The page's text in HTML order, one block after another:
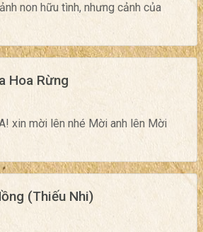
non hữu tình, nhưng cảnh của
Hoa Rừng
xin mời lên nhé Mời anh lên Mời
(Thiếu Nhi)